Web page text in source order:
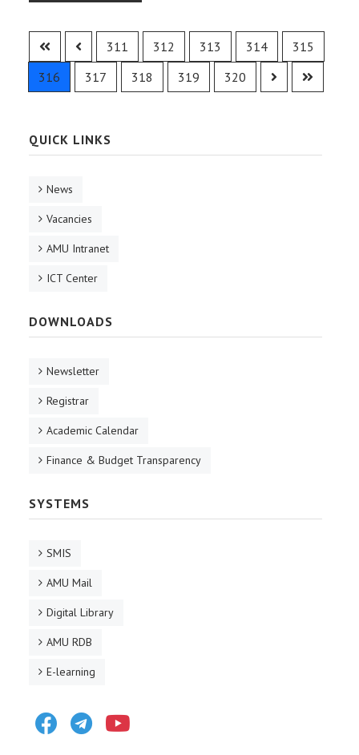
311 312 313 314
315
316
317 318 319 320
QUICK LINKS
News
Vacancies
AMU Intranet
ICT Center
DOWNLOADS
Newsletter
Registrar
Academic Calendar
Finance & Budget Transparency
SYSTEMS
SMIS
AMU Mail
Digital Library
AMU RDB
E-learning
FacebookTelegram